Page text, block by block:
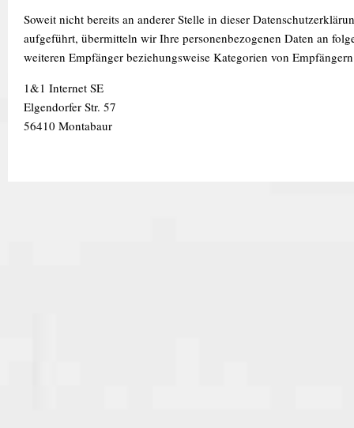
Soweit nicht bereits an anderer Stelle in dieser
aufgeführt, übermitteln wir Ihre personenbezogenen Daten an
weiteren Empfänger beziehungsweise Kategorien von
1&1 Internet SE
Elgendorfer Str. 57
56410 Montabaur